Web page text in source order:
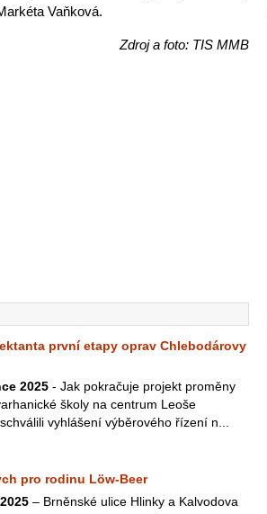
Vaňková.
Zdroj a foto: TIS MMB
první etapy oprav Chlebodárovy
2025 - Jak pokračuje projekt proměny
školy na centrum Leoše
vyhlášení výběrového řízení n...
pro rodinu Löw-Beer
– Brněnské ulice Hlinky a Kalvodova